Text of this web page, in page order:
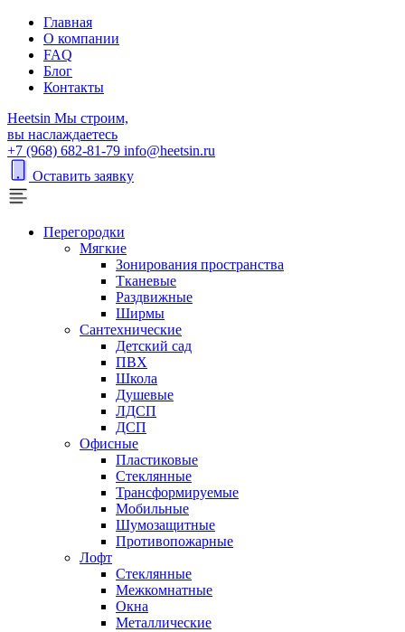
Главная
О компании
FAQ
Блог
Контакты
Heetsin Мы строим,
вы наслаждаетесь
+7 (968) 682-81-79 info@heetsin.ru
Оставить заявку
Перегородки
Мягкие
Зонирования пространства
Тканевые
Раздвижные
Ширмы
Сантехнические
Детский сад
ПВХ
Школа
Душевые
ЛДСП
ДСП
Офисные
Пластиковые
Стеклянные
Трансформируемые
Мобильные
Шумозащитные
Противопожарные
Лофт
Стеклянные
Межкомнатные
Окна
Металлические